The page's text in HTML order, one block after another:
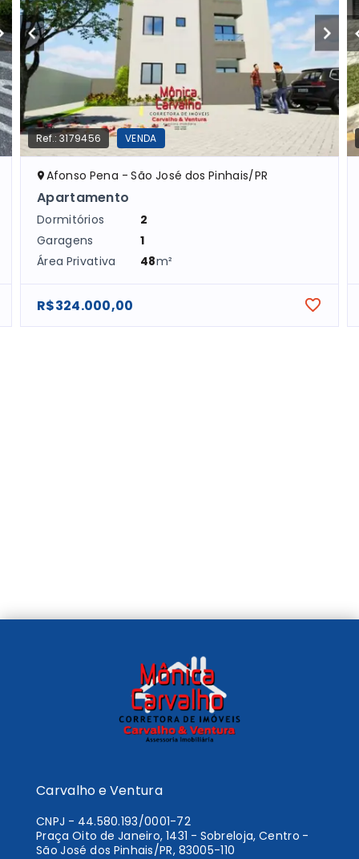
Ref.:3179456 VENDA
Afonso Pena - São José dos Pinhais/PR
Apartamento
Dormitórios
2
Garagens
1
Área Privativa
48m²
R$324.000,00
Carvalho e Ventura
CNPJ - 44.580.193/0001-72
Praça Oito de Janeiro, 1431 - Sobreloja, Centro -
São José dos Pinhais/PR, 83005-110